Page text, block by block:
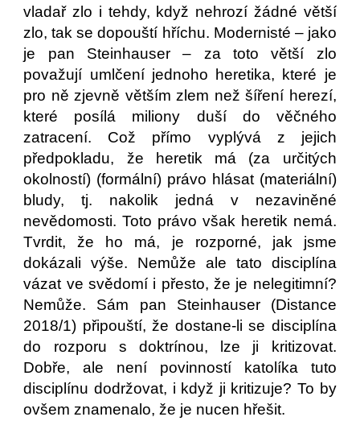
vladař zlo i tehdy, když nehrozí žádné větší
zlo, tak se dopouští hříchu. Modernisté – jako
je pan Steinhauser – za toto větší zlo
považují umlčení jednoho heretika, které je
pro ně zjevně větším zlem než šíření herezí,
které posílá miliony duší do věčného
zatracení. Což přímo vyplývá z jejich
předpokladu, že heretik má (za určitých
okolností) (formální) právo hlásat (materiální)
bludy, tj. nakolik jedná v nezaviněné
nevědomosti. Toto právo však heretik nemá.
Tvrdit, že ho má, je rozporné, jak jsme
dokázali výše. Nemůže ale tato disciplína
vázat ve svědomí i přesto, že je nelegitimní?
Nemůže. Sám pan Steinhauser (Distance
2018/1) připouští, že dostane-li se disciplína
do rozporu s doktrínou, lze ji kritizovat.
Dobře, ale není povinností katolíka tuto
disciplínu dodržovat, i když ji kritizuje? To by
ovšem znamenalo, že je nucen hřešit.